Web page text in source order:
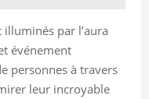
par l’aura
événement
personnes à travers
leur incroyable